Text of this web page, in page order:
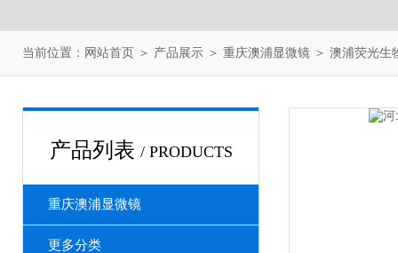
当前位置： 网站首页 ＞ 产品展示 ＞ 重庆澳浦显微镜 ＞ 澳浦荧光生
产品列表 / PRODUCTS
重庆澳浦显微镜
更多分类